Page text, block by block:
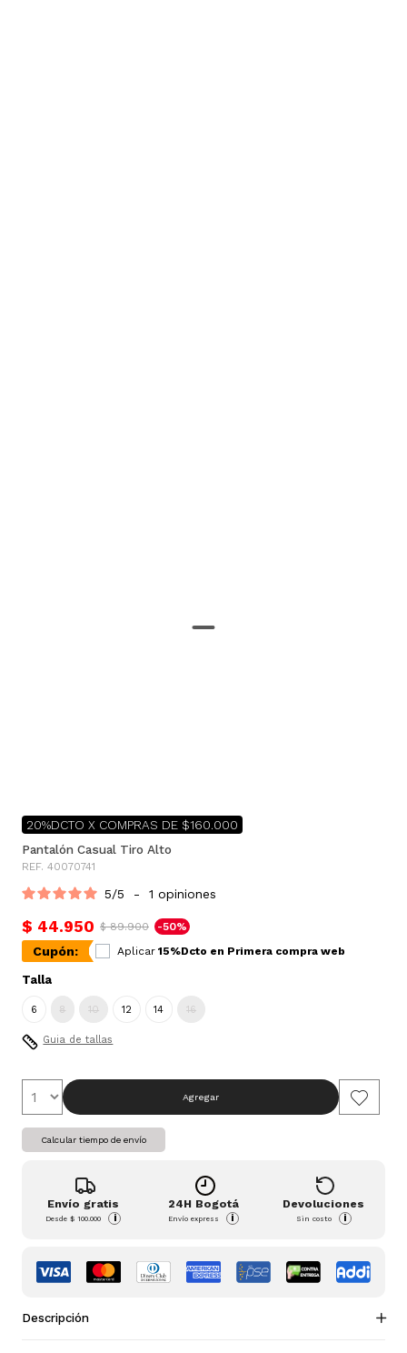
20%DCTO X COMPRAS DE $160.000
Pantalón Casual Tiro Alto
REF. 40070741
5/5 - 1 opiniones
$ 44.950 $ 89.900 -50%
Cupón: Aplicar 15%Dcto en Primera compra web
Talla
6 8 10 12 14 16
Guia de tallas
Agregar
Calcular tiempo de envío
Envío gratis
Desde$ 100.000 i
24H Bogotá
Envío express i
Devoluciones
Sin costo i
Descripción